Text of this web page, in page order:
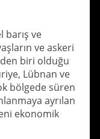
barış ve
ve askeri
biri olduğu
Lübnan ve
bölgede süren
ayrılan
ekonomik